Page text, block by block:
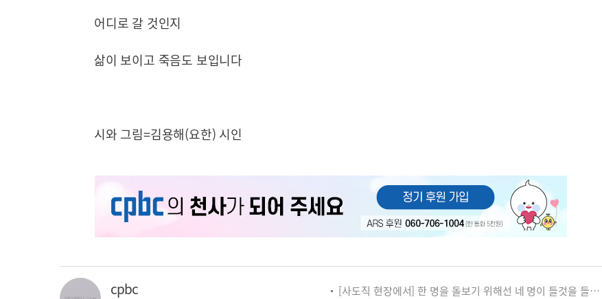
어디로 갈 것인지
삶이 보이고 죽음도 보입니다
시와 그림=김용해(요한) 시인
cpbc
[사도직 현장에서] 한 명을 돌보기 위해선 네 명이 들것을 들어야 합니다